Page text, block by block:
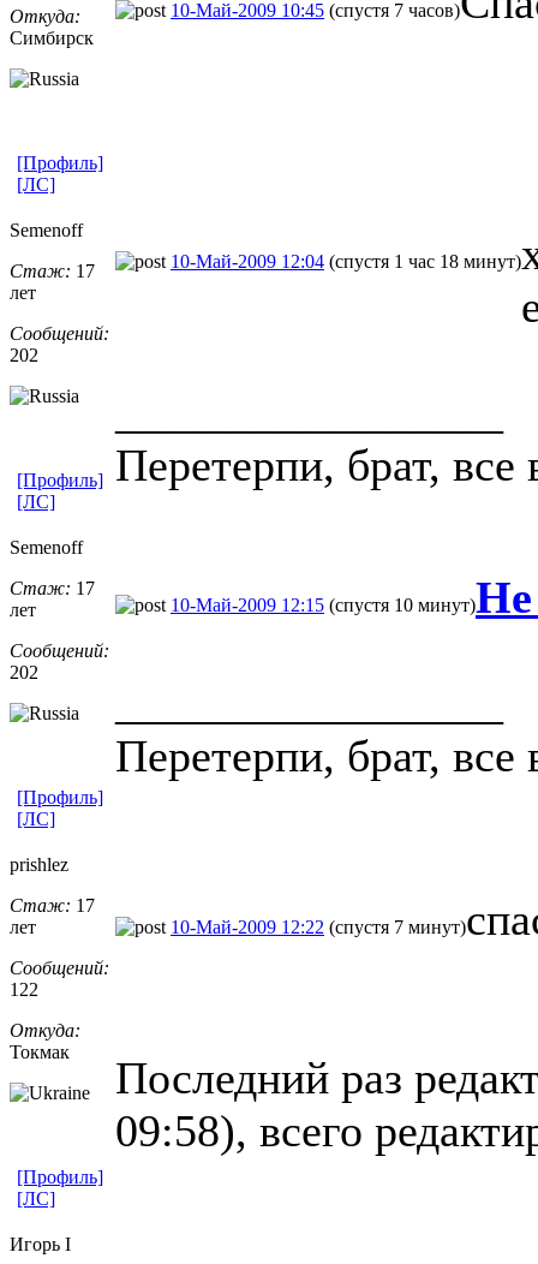
Откуда:
Симбирск
10-Май-2009 10:45 (спустя 7 часов)
[Профиль]
[ЛС]
Semenoff
Стаж: 17
лет
Сообщений:
202
10-Май-2009 12:04 (спустя 1 час 18 минут)
Пеpетеpпи, бpат, все
[Профиль]
[ЛС]
Semenoff
Стаж: 17
лет
Сообщений:
202
10-Май-2009 12:15 (спустя 10 минут)Не
Пеpетеpпи, бpат, все
[Профиль]
[ЛС]
prishlez
Стаж: 17
лет
Сообщений:
122
Откуда:
Токмак
10-Май-2009 12:22 (спустя 7 минут)
Последний раз
09:58), всего
[Профиль]
[ЛС]
Игорь I